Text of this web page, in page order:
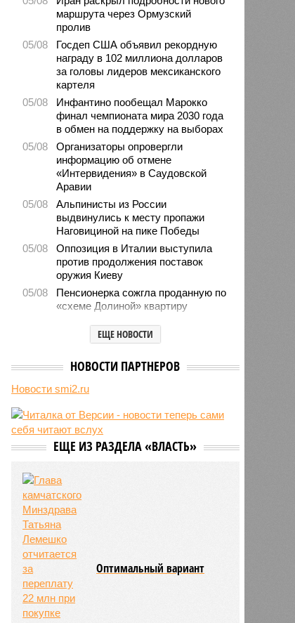
маршрута через Ормузский
пролив
05/08
Госдеп США объявил рекордную
награду в 102 миллиона долларов
за головы лидеров мексиканского
картеля
05/08
Инфантино пообещал Марокко
финал чемпионата мира 2030 года
в обмен на поддержку на выборах
05/08
Организаторы опровергли
информацию об отмене
«Интервидения» в Саудовской
Аравии
05/08
Альпинисты из России
выдвинулись к месту пропажи
Наговициной на пике Победы
05/08
Оппозиция в Италии выступила
против продолжения поставок
оружия Киеву
05/08
Пенсионерка сожгла проданную по
«схеме Долиной» квартиру
Microsoft обвинила российских
хакеров в глобальной охоте за
отелях
Тюмени обнаружено превышение
05/08
ТЦК заработали 3 миллиарда
долларов на «мёртвых душах»
В Испании потребовали исключить
чемпионата мира 2030 года из-за
миграционного кризиса
05/08
Сотрудница полиции помогла
сыну обстрелять конкурирующую
банду
ЕЩЕ НОВОСТИ
НОВОСТИ ПАРТНЕРОВ
Новости smi2.ru
ЕЩЕ ИЗ РАЗДЕЛА «ВЛАСТЬ»
Оптимальный вариант